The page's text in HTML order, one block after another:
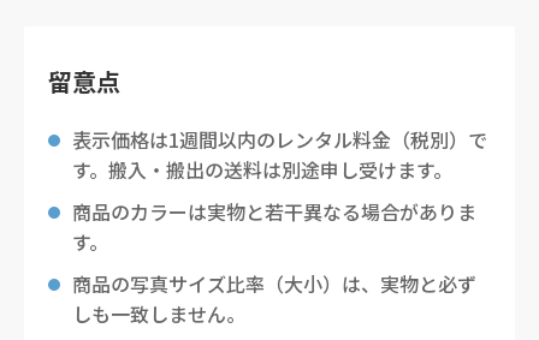
留意点
表示価格は1週間以内のレンタル料金（税別）で
す。搬入・搬出の送料は別途申し受けます。
商品のカラーは実物と若干異なる場合がありま
す。
商品の写真サイズ比率（大小）は、実物と必ず
しも一致しません。